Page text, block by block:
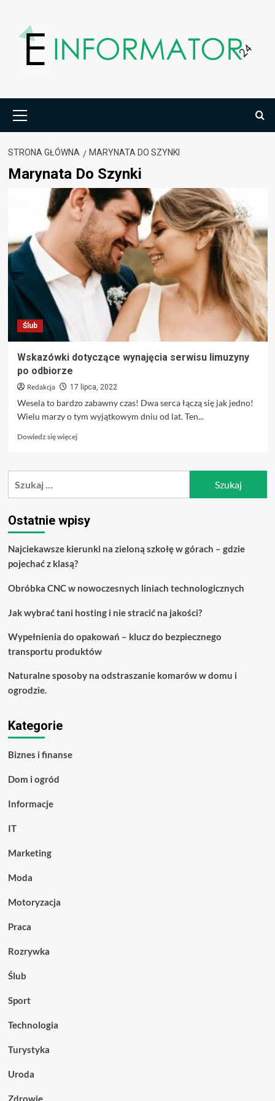
treści
główne
STRONA GŁÓWNA MARYNATA DO SZYNKI
Marynata Do Szynki
Ślub
Wskazówki dotyczące wynajęcia serwisu limuzyny
po odbiorze
Redakcja 17 lipca, 2022
Wesela to bardzo zabawny czas! Dwa serca łączą się jak jedno!
Wielu marzy o tym wyjątkowym dniu od lat. Ten...
Dowiedz się więcejDowiedz
o
serwisu
limuzyny
odbiorze
Ostatnie wpisy
Najciekawsze kierunki na zieloną szkołę w górach – gdzie
pojechać z klasą?
Obróbka CNC w nowoczesnych liniach technologicznych
Jak wybrać tani hosting i nie stracić na jakości?
Wypełnienia do opakowań – klucz do bezpiecznego
transportu produktów
Naturalne sposoby na odstraszanie komarów w domu i
ogrodzie.
Kategorie
Biznes i finanse
Dom i ogród
Informacje
IT
Marketing
Moda
Motoryzacja
Praca
Rozrywka
Ślub
Sport
Technologia
Turystyka
Uroda
Zdrowie